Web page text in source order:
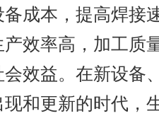
成本，提高焊接
效率高，加工质
效益。在新设备
和更新的时代，